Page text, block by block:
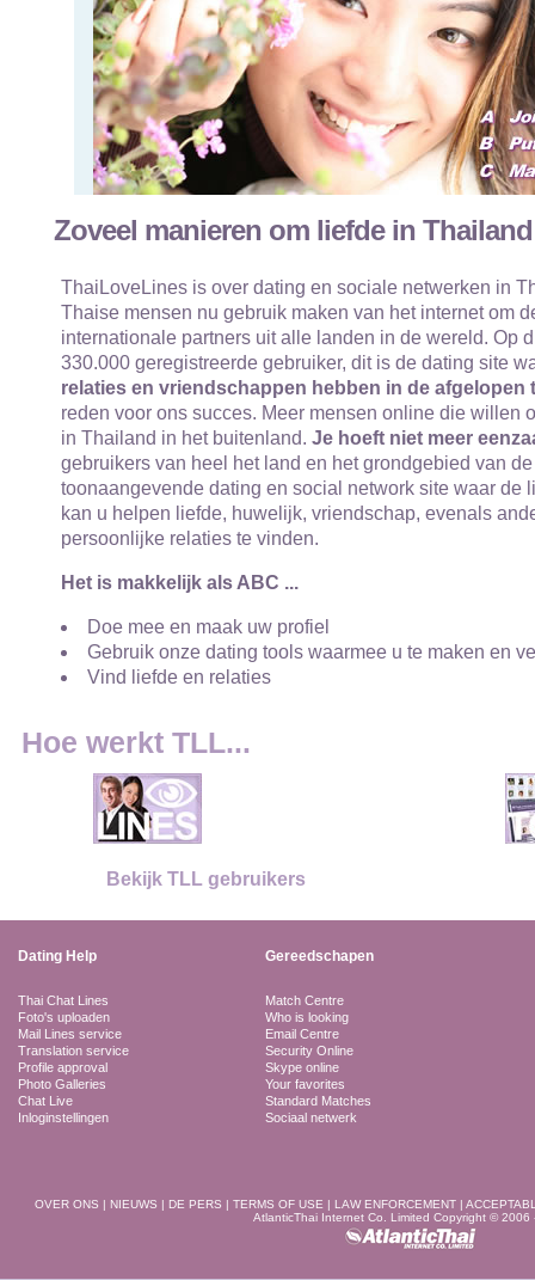
Zoveel manieren om liefde in Thailand
ThaiLoveLines is over dating en sociale netwerken in
Thaise mensen nu gebruik maken van het internet om
internationale partners uit alle landen in de wereld. Op
330.000 geregistreerde gebruiker, dit is de dating site
relaties en vriendschappen hebben in de afgelopen
reden voor ons succes. Meer mensen online die willen
in Thailand in het buitenland. Je hoeft niet meer
gebruikers van heel het land en het grondgebied van
toonaangevende dating en social network site waar de
kan u helpen liefde, huwelijk, vriendschap, evenals
persoonlijke relaties te vinden.
Het is makkelijk als ABC ...
Doe mee en maak uw profiel
Gebruik onze dating tools waarmee u te maken en
Vind liefde en relaties
Hoe werkt TLL...
Bekijk TLL gebruikers
Dating Help Gereedschapen
Thai Chat Lines
Foto's uploaden
Mail Lines service
Translation service
Profile approval
Photo Galleries
Chat Live
Inloginstellingen
Match Centre
Who is looking
Email Centre
Security Online
Skype online
Your favorites
Standard Matches
Sociaal netwerk
OVER ONS | NIEUWS | DE PERS | TERMS OF USE | LAW ENFORCEMENT |
AtlanticThai Internet Co. Limited Copyright © 2006